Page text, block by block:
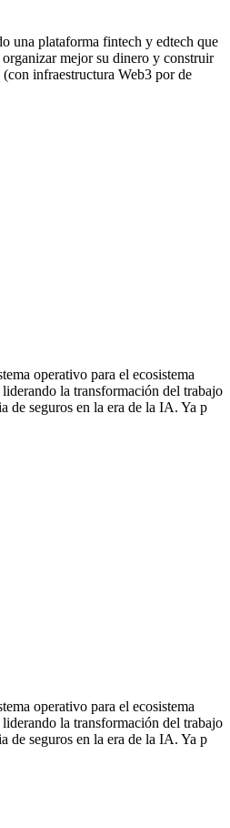
una plataforma fintech y edtech que
mejor su dinero y construir
infraestructura Web3 por de
operativo para el ecosistema
la transformación del trabajo
de seguros en la era de la IA. Ya p
operativo para el ecosistema
la transformación del trabajo
de seguros en la era de la IA. Ya p